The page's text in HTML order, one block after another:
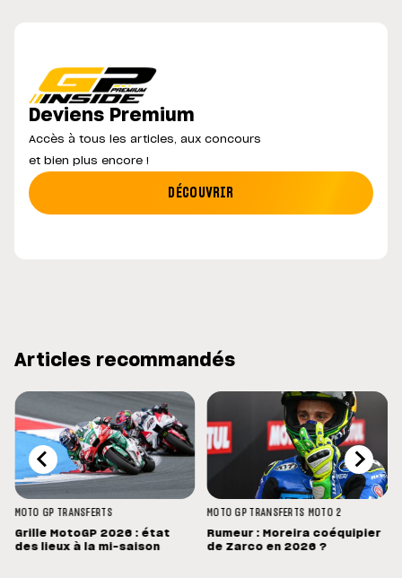
Deviens Premium
Accès à tous les articles, aux concours
et bien plus encore !
DÉCOUVRIR
Articles recommandés
MOTO GP
TRANSFERTS
Grille MotoGP 2026 : état
des lieux à la mi-saison
MOTO GP TRANSFERTS MOTO 2
Rumeur : Moreira coéquipier
de Zarco en 2026 ?